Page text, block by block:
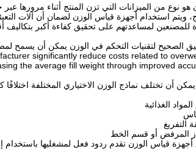
هو نوع من الميزانات التي تزن المنتج أثناء مرورها
ويتم استخدام أجهزة قياس الوزن لضمان أن آلات
للمصنعين لمساعدتهم على تحقيق كفاءة أكبر بتكاليف
الصحيح لتقنيات التحكم في الوزن يمكن أن يسمح
significantly reduce costs related to
the average fill weight through improved
يمكن أن تختلف نماذج الوزن الاختياري المختلفة
الغذائية
التفريغ
المرفض أو قسم الخط
أجهزة قياس الوزن تقدم ردود فعل لمشغليها باستخدام